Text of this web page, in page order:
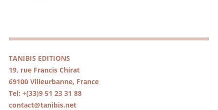
TANIBIS EDITIONS
19, rue Francis Chirat
69100 Villeurbanne, France
Tel: +(33)9 51 23 31 88
contact@tanibis.net